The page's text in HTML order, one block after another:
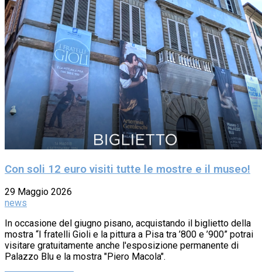
Con soli 12 euro visiti tutte le mostre e il museo!
29 Maggio 2026
news
In occasione del giugno pisano, acquistando il biglietto della
mostra “I fratelli Gioli e la pittura a Pisa tra ’800 e ’900” potrai
visitare gratuitamente anche l'esposizione permanente di
Palazzo Blu e la mostra "Piero Macola".